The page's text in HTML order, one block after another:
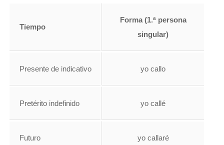
Tiempo
Forma (1.ª persona
singular)
Presente de indicativo yo callo
Pretérito indefinido yo callé
Futuro yo callaré